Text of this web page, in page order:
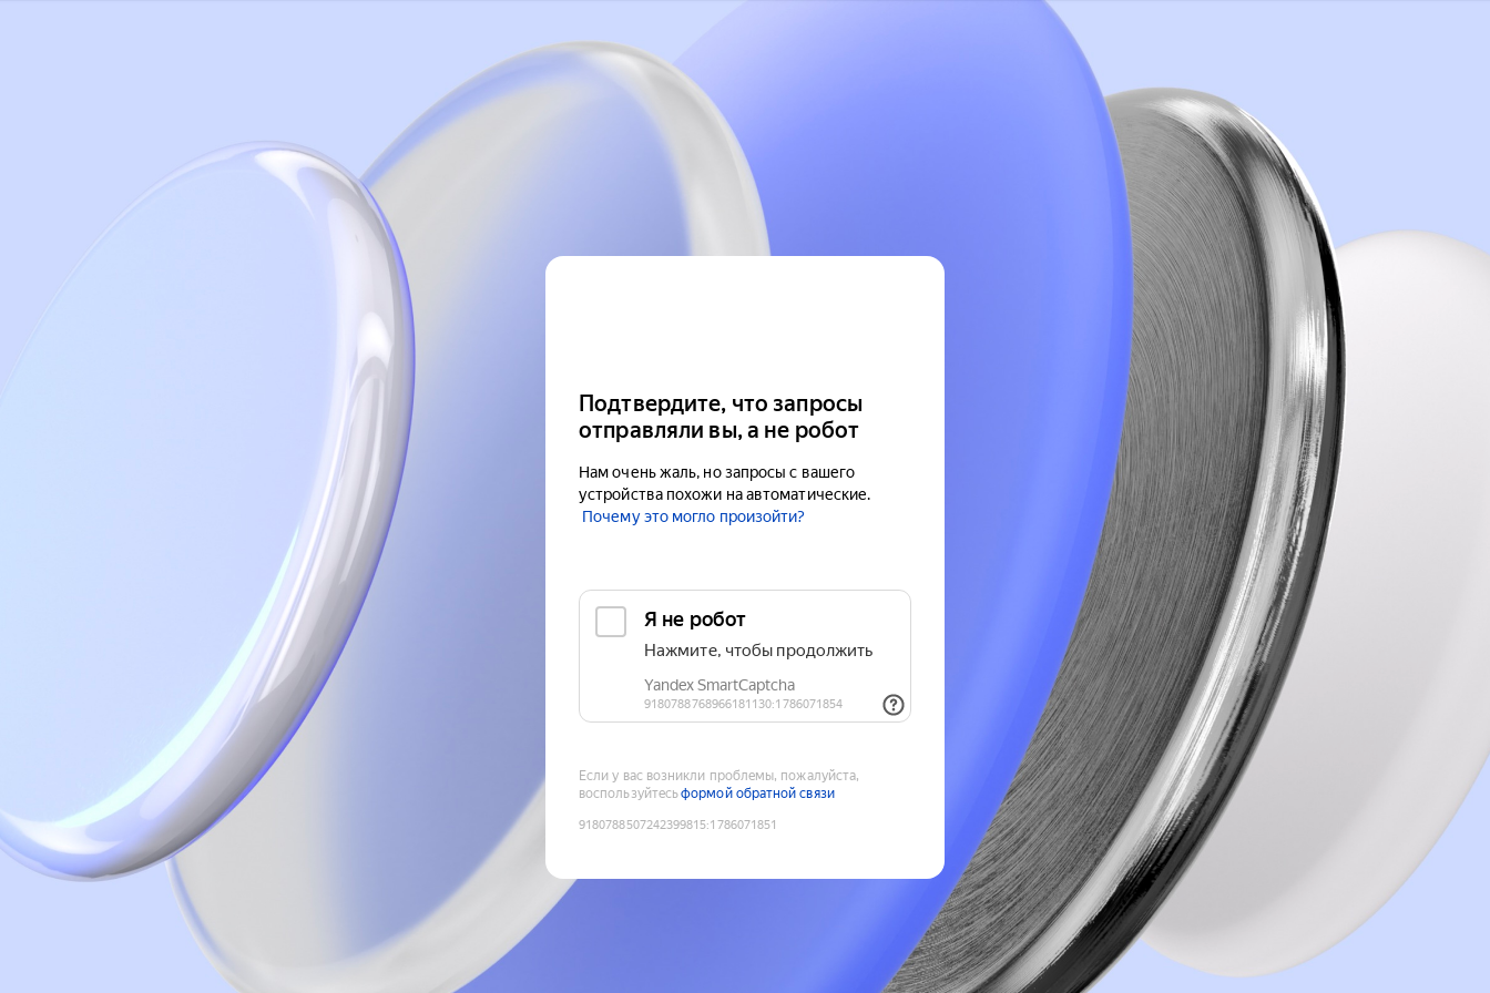
Подтвердите, что запросы
отправляли вы, а не робот
Нам очень жаль, но запросы с вашего
устройства похожи на автоматические.
Почему это могло произойти?
Если у вас возникли проблемы, пожалуйста,
воспользуйтесьформой обратной связи
9180788507242399815:1786071851